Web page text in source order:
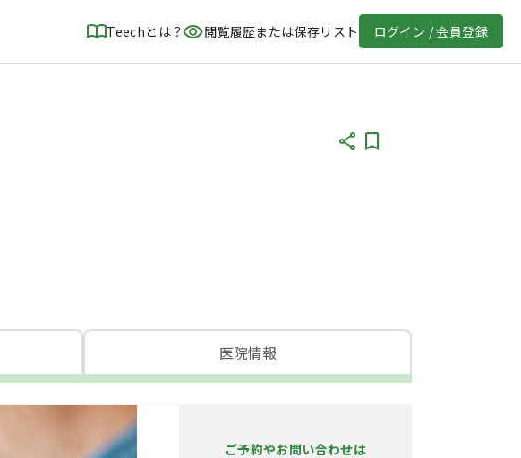
Teechとは？ 閲覧履歴または保存リスト ログイン / 会員登録
医院情報
ご予約やお問い合わせは